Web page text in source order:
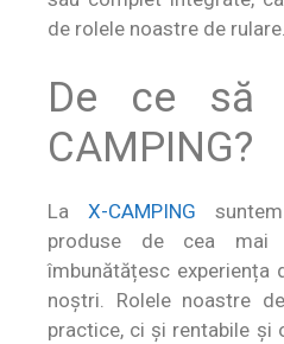
de rolele noastre de rulare.
De ce să
CAMPING?
La X-CAMPING
produse de cea mai
îmbunătățesc experiența
noștri. Rolele noastre
practice, ci și rentabile și